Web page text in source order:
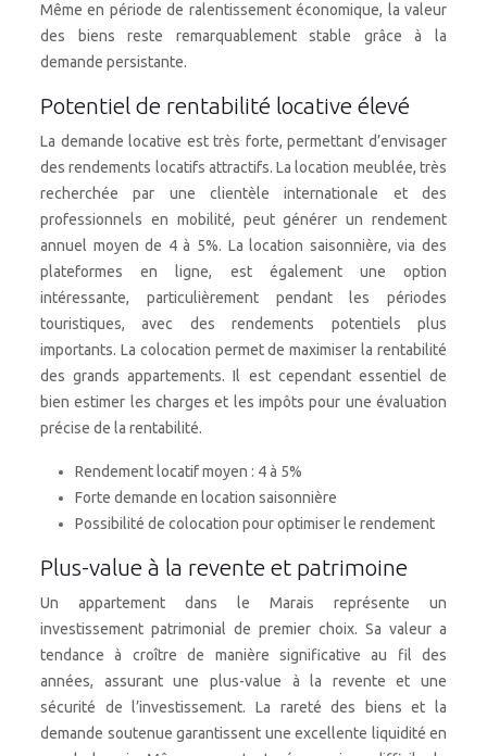
Même en période de ralentissement économique, la valeur
des biens reste remarquablement stable grâce à la
demande persistante.
Potentiel de rentabilité locative élevé
La demande locative est très forte, permettant d’envisager
des rendements locatifs attractifs. La location meublée, très
recherchée par une clientèle internationale et des
professionnels en mobilité, peut générer un rendement
annuel moyen de 4 à 5%. La location saisonnière, via des
plateformes en ligne, est également une option
intéressante, particulièrement pendant les périodes
touristiques, avec des rendements potentiels plus
importants. La colocation permet de maximiser la rentabilité
des grands appartements. Il est cependant essentiel de
bien estimer les charges et les impôts pour une évaluation
précise de la rentabilité.
Rendement locatif moyen : 4 à 5%
Forte demande en location saisonnière
Possibilité de colocation pour optimiser le rendement
Plus-value à la revente et patrimoine
Un appartement dans le Marais représente un
investissement patrimonial de premier choix. Sa valeur a
tendance à croître de manière significative au fil des
années, assurant une plus-value à la revente et une
sécurité de l’investissement. La rareté des biens et la
demande soutenue garantissent une excellente liquidité en